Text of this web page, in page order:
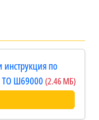
инструкция по
ТО Ш69000 (2.46 МБ)